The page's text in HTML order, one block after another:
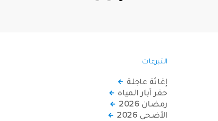
التبرعات
إغاثة عاجلة
حفر آبار المياه
رمضان 2026
الأضحى 2026